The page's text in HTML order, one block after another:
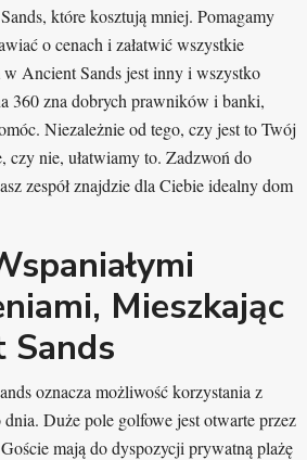
które kosztują mniej. Pomagamy
o cenach i załatwić wszystkie
Ancient Sands jest inny i wszystko
360 zna dobrych prawników i banki,
Niezależnie od tego, czy jest to Twój
nie, ułatwiamy to. Zadzwoń do
zespół znajdzie dla Ciebie idealny dom
Mieszkając
oznacza możliwość korzystania z
Duże pole golfowe jest otwarte przez
mają do dyspozycji prywatną plażę